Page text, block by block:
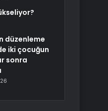
düzenleme
iki çocuğun
sonra